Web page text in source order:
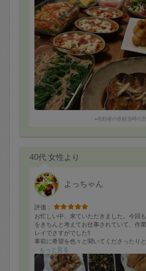
賞味期限間近のちくわを優先してさばい
りがとうございました。こちらも我が家
いもコロもちは、またまたこどものつまみ
っていますが、作り方のポイントを教え
で、また私も作ってみようと思います。
※依頼者の依頼当時の
40代 女性より
よっちゃん
評価：
お忙しい中、来ていただきました。今回
をきちんと考えてお仕事されていて、作
レイでさすがでした‼︎
事前に希望を色々と聞いてくださったり
いできる方です。味付けも優しく、それ
としていて満足できるものです。ありがと
た。また機会があったらお願いしたいと思
もっと見る